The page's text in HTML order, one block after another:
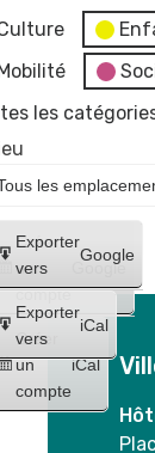
les
Créer
un
compte
Google
Créer
un
compte
iCal
Exporter
vers
Google
Exporter
vers
iCal